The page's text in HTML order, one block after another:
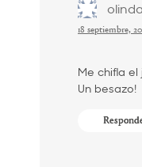
18 septiembre,
Me chifla
Un besazo!